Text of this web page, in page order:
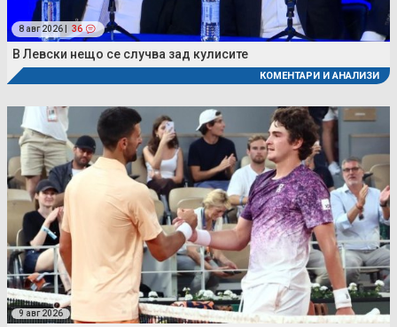
8 авг 2026 | 36
В Левски нещо се случва зад кулисите
КОМЕНТАРИ И АНАЛИЗИ
9 авг 2026